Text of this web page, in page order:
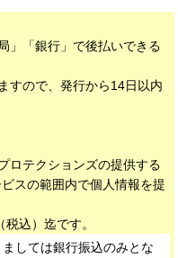
」「銀行」で後払いできる
すので、発行から14日以内
ロテクションズの提供する
スの範囲内で個人情報を提
込）迄です。
しては銀行振込のみとな